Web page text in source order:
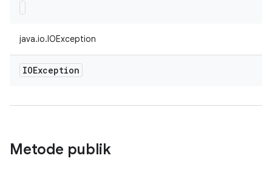
java.io.IOException
IOException
Metode publik